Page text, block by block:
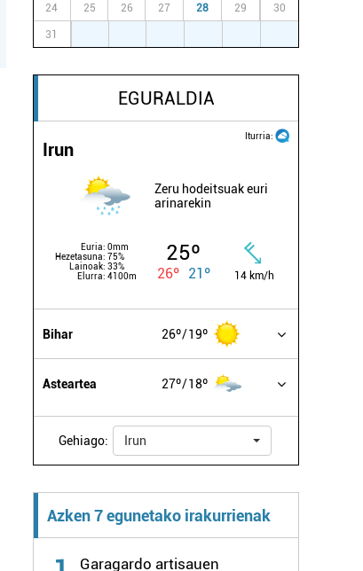
24 25 26 27 28 29 30
31
EGURALDIA
Iturria:
Irun
Zeru hodeitsuak euri
arinarekin
Euria: 0mm
Hezetasuna: 75%
Lainoak: 33%
Elurra: 4100m
25º
26º 21º 14 km/h
Bihar 26º 19º
Asteartea 27º 18º
Gehiago: Irun
Azken 7 egunetako irakurrienak
Garagardo artisauen